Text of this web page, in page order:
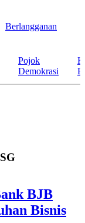
Berlangganan
Pojok
Demokrasi
BJB
Bisnis